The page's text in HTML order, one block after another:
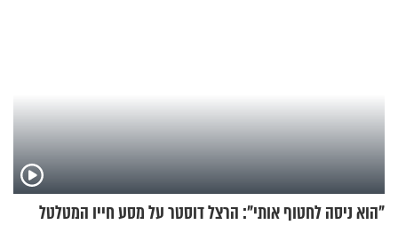
"הוא ניסה לחטוף אותי": הרצל דוסטר על מסע חייו המטלטל